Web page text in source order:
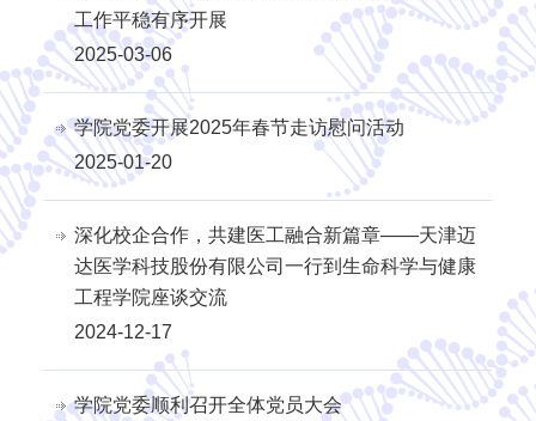
工作平稳有序开展
2025-03-06
学院党委开展2025年春节走访慰问活动
2025-01-20
深化校企合作，共建医工融合新篇章——天津迈
达医学科技股份有限公司一行到生命科学与健康
工程学院座谈交流
2024-12-17
学院党委顺利召开全体党员大会